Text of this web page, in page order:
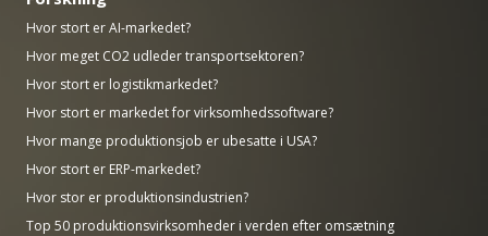
Hvor stort er AI-markedet?
Hvor meget CO2 udleder transportsektoren?
Hvor stort er logistikmarkedet?
Hvor stort er markedet for virksomhedssoftware?
Hvor mange produktionsjob er ubesatte i USA?
Hvor stort er ERP-markedet?
Hvor stor er produktionsindustrien?
Top 50 produktionsvirksomheder i verden efter omsætning